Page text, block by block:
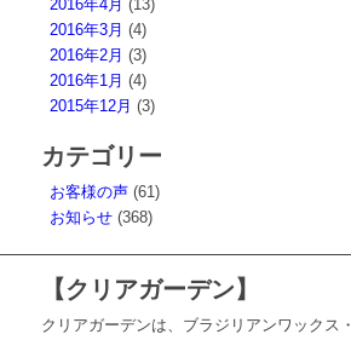
2016年4月 (13)
2016年3月 (4)
2016年2月 (3)
2016年1月 (4)
2015年12月 (3)
カテゴリー
お客様の声(61)
お知らせ(368)
【クリアガーデン】
クリアガーデンは、ブラジリアンワックス